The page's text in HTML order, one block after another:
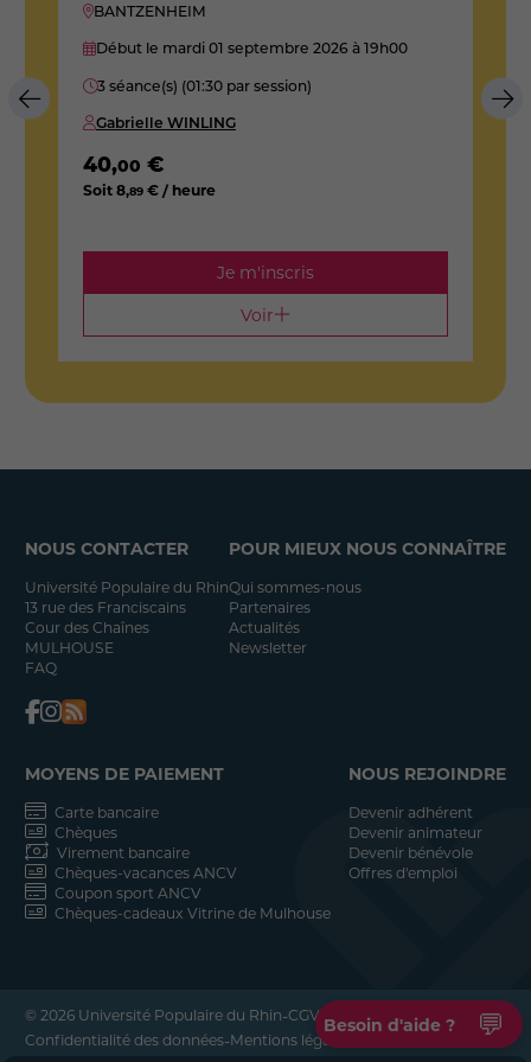
BANTZENHEIM
Début le mardi 01 septembre 2026 à 19h00
3 séance(s) (01:30 par session)
Gabrielle WINLING
40,00 €
Soit8,89 € / heure
Je m'inscris
Voir
NOUS CONTACTER
Université Populaire du Rhin
13 rue des Franciscains
Cour des Chaînes
MULHOUSE
FAQ
POUR MIEUX NOUS CONNAÎTRE
Qui sommes-nous
Partenaires
Actualités
Newsletter
MOYENS DE PAIEMENT
Carte bancaire
Chèques
Virement bancaire
Chèques-vacances ANCV
Coupon sport ANCV
Chèques-cadeaux Vitrine de Mulhouse
NOUS REJOINDRE
Devenir adhérent
Devenir animateur
Devenir bénévole
Offres d'emploi
© 2026 Université Populaire du Rhin-CGV-
Confidentialité des données-Mentions légales
Besoin d'aide ? 💬